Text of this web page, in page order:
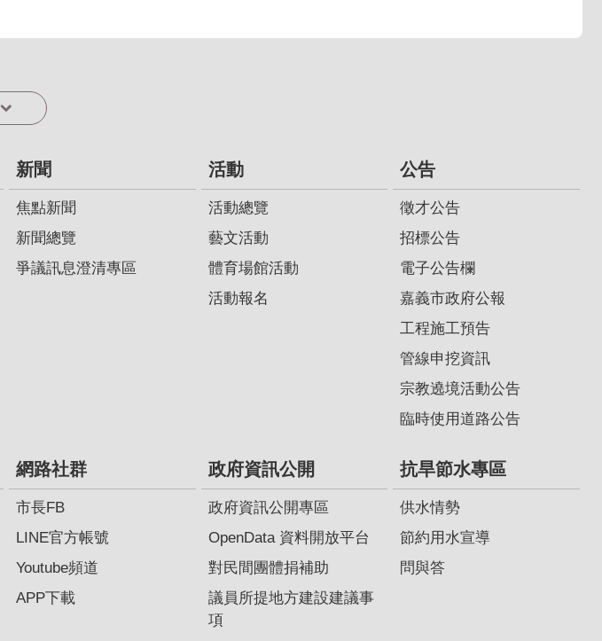
新聞
焦點新聞
新聞總覽
爭議訊息澄清專區
活動
活動總覽
藝文活動
體育場館活動
活動報名
公告
徵才公告
招標公告
電子公告欄
嘉義市政府公報
工程施工預告
管線申挖資訊
宗教遶境活動公告
臨時使用道路公告
網路社群
市長FB
LINE官方帳號
Youtube頻道
APP下載
政府資訊公開
政府資訊公開專區
OpenData 資料開放平台
對民間團體捐補助
議員所提地方建設建議事
項
抗旱節水專區
供水情勢
節約用水宣導
問與答